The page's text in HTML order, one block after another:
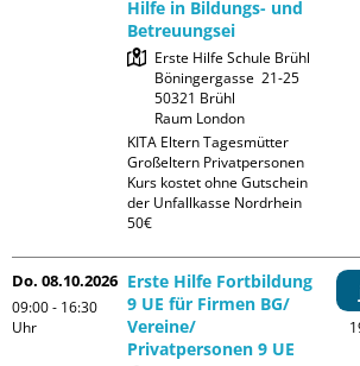
Hilfe in Bildungs- und
Betreuungsei
Erste Hilfe Schule Brühl
Böningergasse  21-25
50321 Brühl
Raum London
KITA Eltern Tagesmütter
Großeltern Privatpersonen
Kurs kostet ohne Gutschein
der Unfallkasse Nordrhein
50€
Do. 08.10.2026
09:00 - 16:30
Uhr
Erste Hilfe Fortbildung
9 UE für Firmen BG/
Vereine/
Privatpersonen 9 UE